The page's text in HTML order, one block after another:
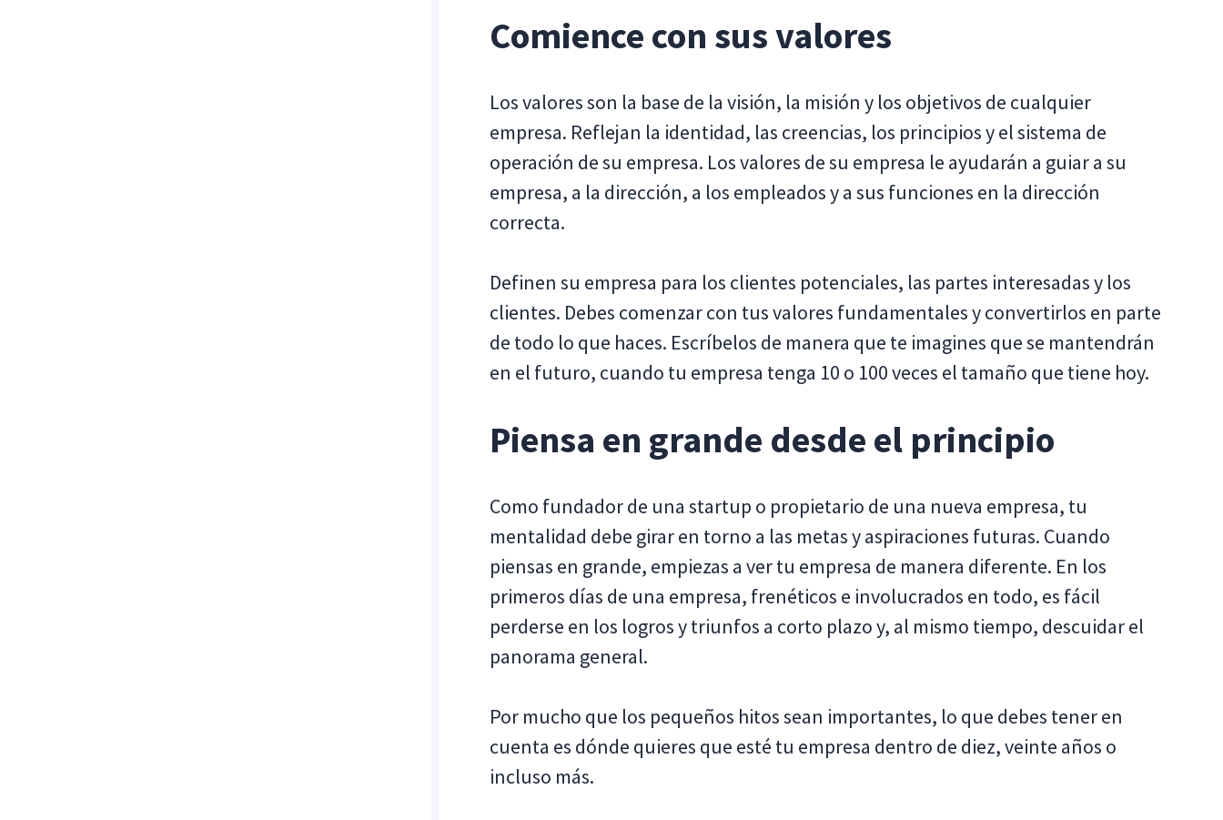
Comience con sus valores
Los valores son la base de la visión, la misión y los objetivos de cualquier
empresa. Reflejan la identidad, las creencias, los principios y el sistema de
operación de su empresa. Los valores de su empresa le ayudarán a guiar a su
empresa, a la dirección, a los empleados y a sus funciones en la dirección
correcta.
Definen su empresa para los clientes potenciales, las partes interesadas y los
clientes. Debes comenzar con tus valores fundamentales y convertirlos en parte
de todo lo que haces. Escríbelos de manera que te imagines que se mantendrán
en el futuro, cuando tu empresa tenga 10 o 100 veces el tamaño que tiene hoy.
Piensa en grande desde el principio
Como fundador de una startup o propietario de una nueva empresa, tu
mentalidad debe girar en torno a las metas y aspiraciones futuras. Cuando
piensas en grande, empiezas a ver tu empresa de manera diferente. En los
primeros días de una empresa, frenéticos e involucrados en todo, es fácil
perderse en los logros y triunfos a corto plazo y, al mismo tiempo, descuidar el
panorama general.
Por mucho que los pequeños hitos sean importantes, lo que debes tener en
cuenta es dónde quieres que esté tu empresa dentro de diez, veinte años o
incluso más.